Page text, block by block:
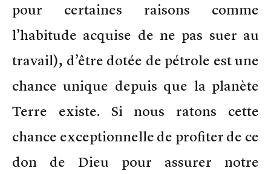
pour certaines raisons comme
l’habitude acquise de ne pas suer au
travail), d’être dotée de pétrole est une
chance unique depuis que la planète
Terre existe. Si nous ratons cette
chance exceptionnelle de profiter de ce
don de Dieu pour assurer notre